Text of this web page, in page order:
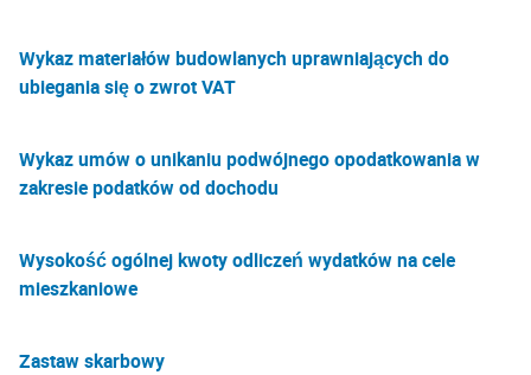
Wykaz materiałów budowlanych uprawniających do
ubiegania się o zwrot VAT
Wykaz umów o unikaniu podwójnego opodatkowania w
zakresie podatków od dochodu
Wysokość ogólnej kwoty odliczeń wydatków na cele
mieszkaniowe
Zastaw skarbowy